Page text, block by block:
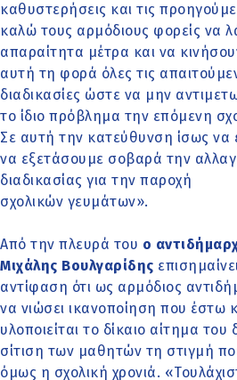
καθυστερήσεις και τις
καλώ τους αρμόδιους φορείς να
απαραίτητα μέτρα και να
αυτή τη φορά όλες τις
διαδικασίες ώστε να μην
το ίδιο πρόβλημα την επόμενη
Σε αυτή την κατεύθυνση ίσως να
να εξετάσουμε σοβαρά την
διαδικασίας για την παροχή
σχολικών γευμάτων».
Από την πλευρά του ο
Μιχάλης Βουλγαρίδης
αντίφαση ότι ως αρμόδιος
να νιώσει ικανοποίηση που έστω
υλοποιείται το δίκαιο αίτημα του
σίτιση των μαθητών τη στιγμή
όμως η σχολική χρονιά. «Τουλά